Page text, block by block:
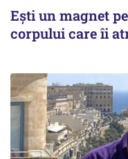
Ești un magnet
corpului care îi